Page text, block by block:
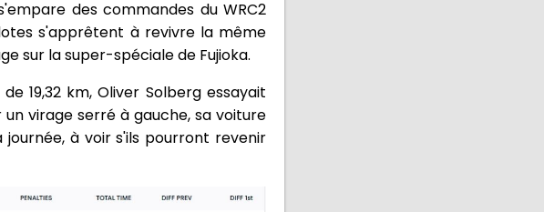
des commandes du WRC2
s'apprêtent à revivre la même
sur la super-spéciale de Fujioka.
19,32 km, Oliver Solberg essayait
virage serré à gauche, sa voiture
à voir s'ils pourront revenir